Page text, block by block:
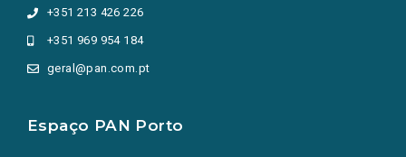
+351 213 426 226
+351 969 954 184
geral@pan.com.pt
Espaço PAN Porto